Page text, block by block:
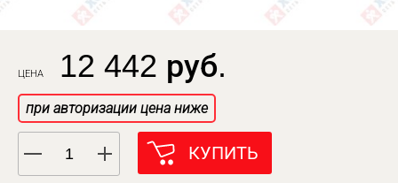
ЦЕНА 12 442 руб.
при авторизации цена ниже
КУПИТЬ